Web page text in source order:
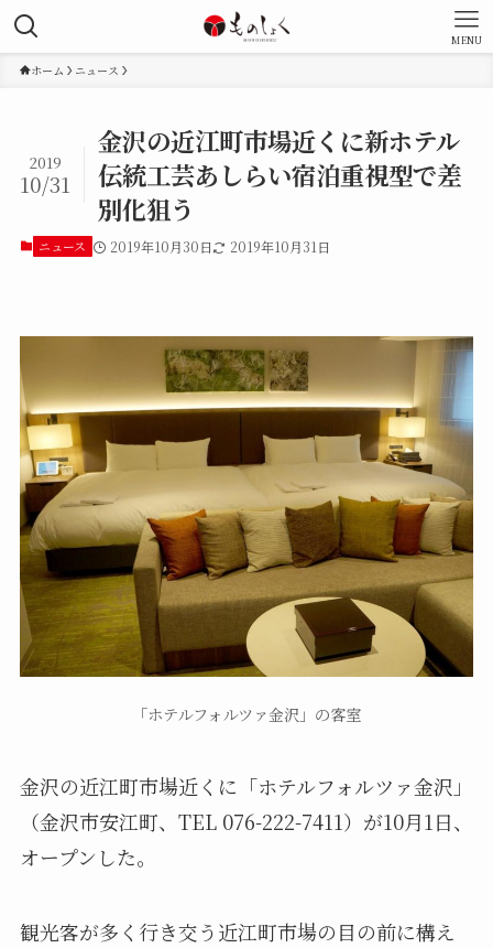
MENU
ホーム ニュース
金沢の近江町市場近くに新ホテル
伝統工芸あしらい宿泊重視型で差
別化狙う
2019
10/31
ニュース 2019年10月30日 2019年10月31日
「ホテルフォルツァ金沢」の客室
金沢の近江町市場近くに「ホテルフォルツァ金沢」
（金沢市安江町、TEL 076-222-7411）が10月1日、
オープンした。
観光客が多く行き交う近江町市場の目の前に構え